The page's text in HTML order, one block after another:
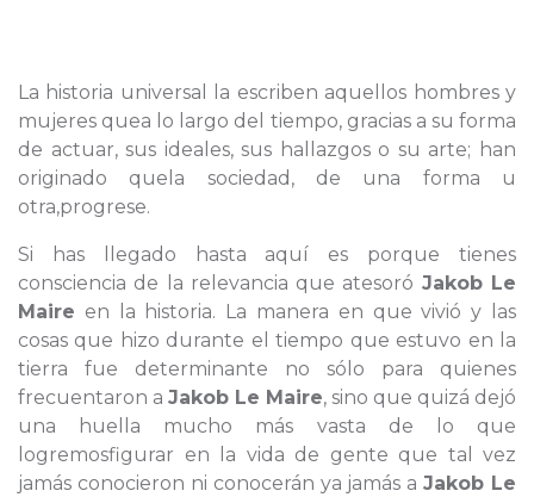
La historia universal la escriben aquellos hombres y
mujeres quea lo largo del tiempo, gracias a su forma
de actuar, sus ideales, sus hallazgos o su arte; han
originado quela sociedad, de una forma u
otra,progrese.
Si has llegado hasta aquí es porque tienes
consciencia de la relevancia que atesoró Jakob Le
Maire en la historia. La manera en que vivió y las
cosas que hizo durante el tiempo que estuvo en la
tierra fue determinante no sólo para quienes
frecuentaron a Jakob Le Maire, sino que quizá dejó
una huella mucho más vasta de lo que
logremosfigurar en la vida de gente que tal vez
jamás conocieron ni conocerán ya jamás aJakob Le